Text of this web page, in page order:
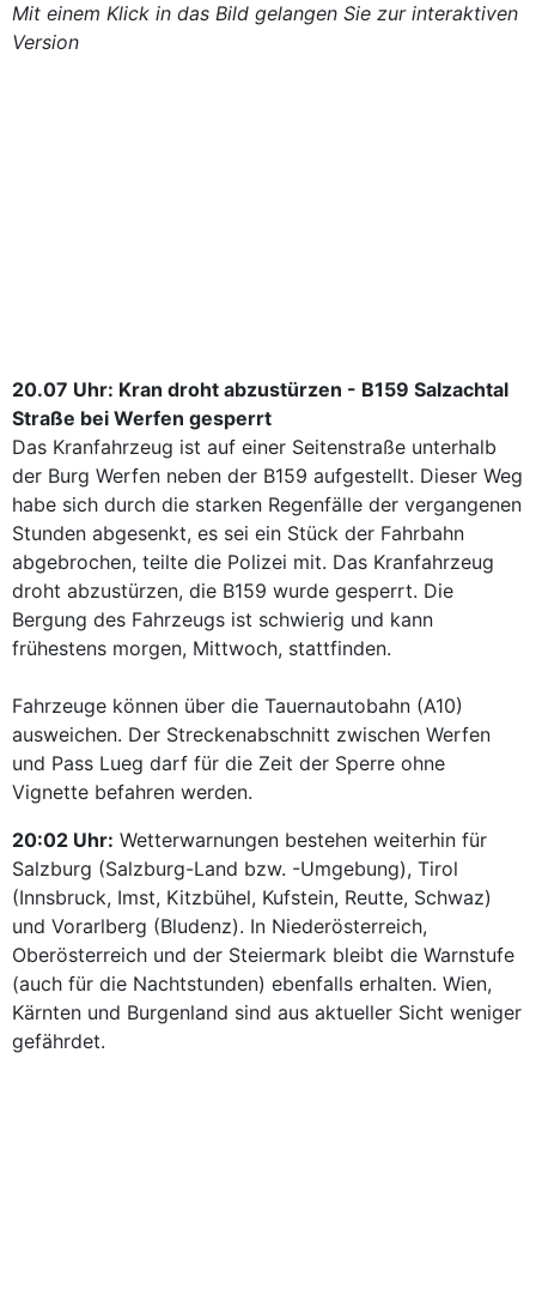
Mit einem Klick in das Bild gelangen Sie zur interaktiven
Version
20.07 Uhr: Kran droht abzustürzen - B159 Salzachtal
Straße bei Werfen gesperrt
Das Kranfahrzeug ist auf einer Seitenstraße unterhalb
der Burg Werfen neben der B159 aufgestellt. Dieser Weg
habe sich durch die starken Regenfälle der vergangenen
Stunden abgesenkt, es sei ein Stück der Fahrbahn
abgebrochen, teilte die Polizei mit. Das Kranfahrzeug
droht abzustürzen, die B159 wurde gesperrt. Die
Bergung des Fahrzeugs ist schwierig und kann
frühestens morgen, Mittwoch, stattfinden.
Fahrzeuge können über die Tauernautobahn (A10)
ausweichen. Der Streckenabschnitt zwischen Werfen
und Pass Lueg darf für die Zeit der Sperre ohne
Vignette befahren werden.
20:02 Uhr: Wetterwarnungen bestehen weiterhin für
Salzburg (Salzburg-Land bzw. -Umgebung), Tirol
(Innsbruck, Imst, Kitzbühel, Kufstein, Reutte, Schwaz)
und Vorarlberg (Bludenz). In Niederösterreich,
Oberösterreich und der Steiermark bleibt die Warnstufe
(auch für die Nachtstunden) ebenfalls erhalten. Wien,
Kärnten und Burgenland sind aus aktueller Sicht weniger
gefährdet.